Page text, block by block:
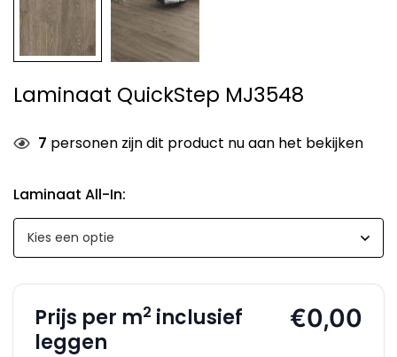
Laminaat QuickStep MJ3548
7 personen zijn dit product nu aan het bekijken
Laminaat All-In:
Prijs per m2 inclusief
leggen
€0,00